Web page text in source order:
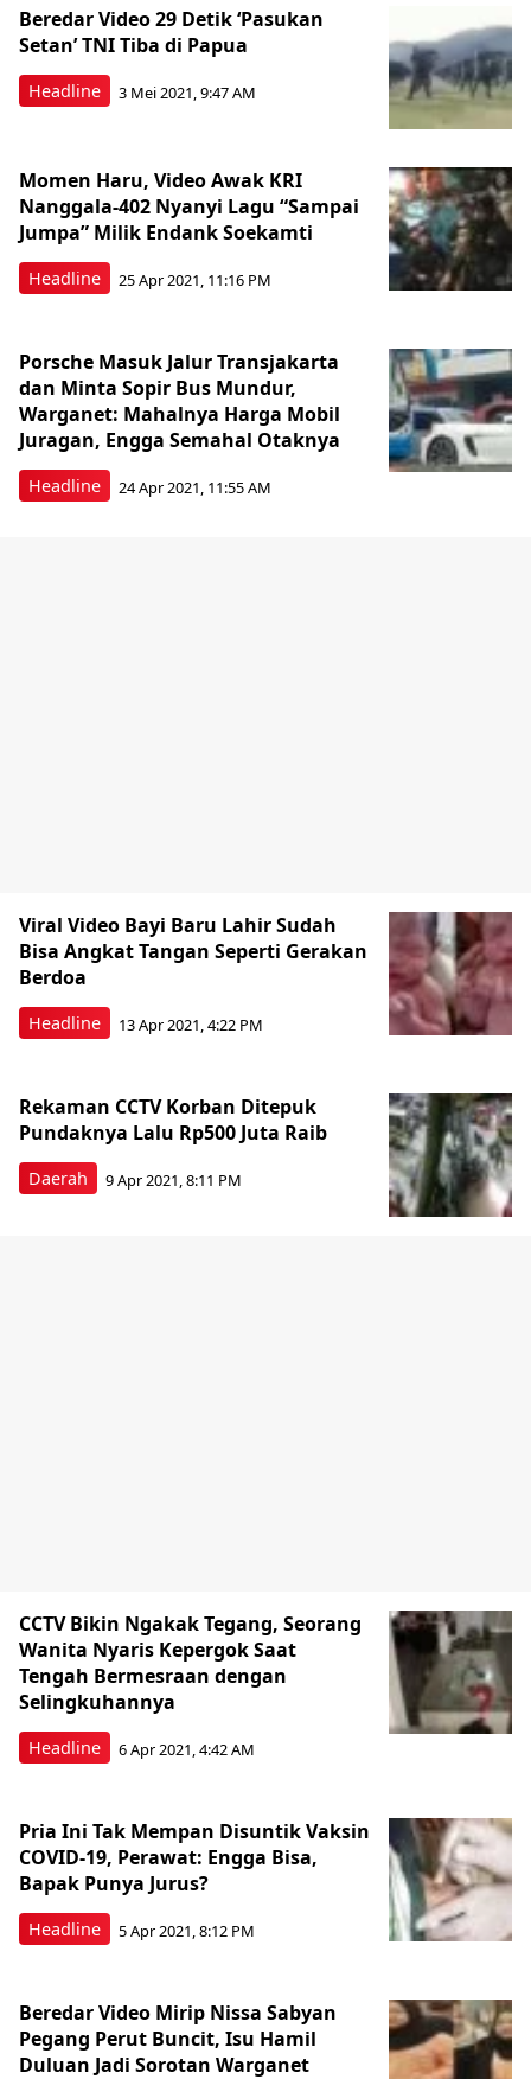
Headline
Beredar Video 29 Detik ‘Pasukan
Setan’ TNI Tiba di Papua
3 Mei 2021, 9:47 AM
Headline
Momen Haru, Video Awak KRI
Nanggala-402 Nyanyi Lagu “Sampai
Jumpa” Milik Endank Soekamti
25 Apr 2021, 11:16 PM
Headline
Porsche Masuk Jalur Transjakarta
dan Minta Sopir Bus Mundur,
Warganet: Mahalnya Harga Mobil
Juragan, Engga Semahal Otaknya
24 Apr 2021, 11:55 AM
Headline
Viral Video Bayi Baru Lahir Sudah
Bisa Angkat Tangan Seperti Gerakan
Berdoa
13 Apr 2021, 4:22 PM
Daerah
Rekaman CCTV Korban Ditepuk
Pundaknya Lalu Rp500 Juta Raib
9 Apr 2021, 8:11 PM
Headline
CCTV Bikin Ngakak Tegang, Seorang
Wanita Nyaris Kepergok Saat
Tengah Bermesraan dengan
Selingkuhannya
6 Apr 2021, 4:42 AM
Headline
Pria Ini Tak Mempan Disuntik Vaksin
COVID-19, Perawat: Engga Bisa,
Bapak Punya Jurus?
5 Apr 2021, 8:12 PM
Beredar Video Mirip Nissa Sabyan
Pegang Perut Buncit, Isu Hamil
Duluan Jadi Sorotan Warganet